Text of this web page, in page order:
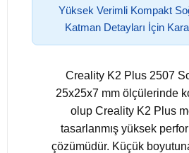
Yüksek Verimli Kompakt
Katman Detayları İçin
Creality K2 Plus 2507
25x25x7 mm ölçülerinde
olup Creality K2 Plus
tasarlanmış yüksek
çözümüdür. Küçük